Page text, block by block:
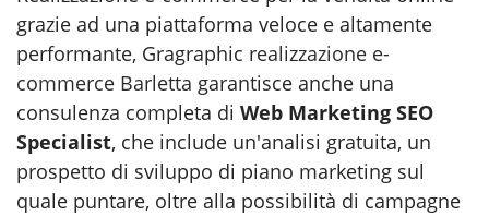
grazie ad una piattaforma veloce e altamente
performante, Gragraphic realizzazione e-
commerce Barletta garantisce anche una
consulenza completa di Web Marketing SEO
Specialist, che include un'analisi gratuita, un
prospetto di sviluppo di piano marketing sul
quale puntare, oltre alla possibilità di campagne